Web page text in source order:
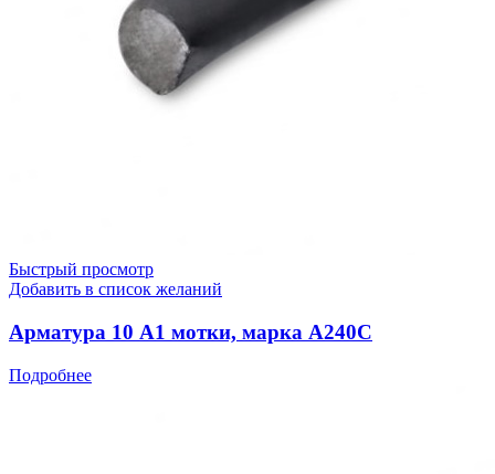
Быстрый просмотр
Добавить в список желаний
Арматура 10 А1 мотки, марка А240С
Подробнее